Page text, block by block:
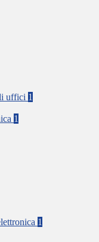
uffici 1
1
1